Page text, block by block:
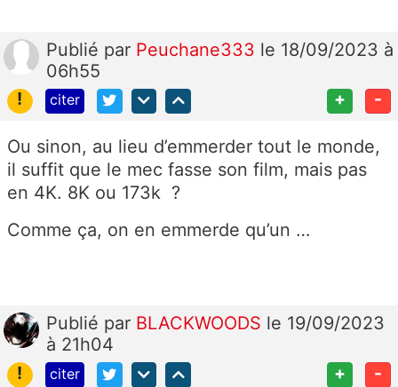
Publié par Peuchane333 le 18/09/2023 à
06h55
!
citer + -
Ou sinon, au lieu d’emmerder tout le monde,
il suffit que le mec fasse son film, mais pas
en 4K. 8K ou 173k ?
Comme ça, on en emmerde qu’un …
Publié par BLACKWOODS le 19/09/2023
à 21h04
!
citer + -